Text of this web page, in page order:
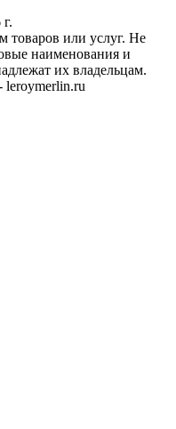
товаров или услуг. Не
наименования и
их владельцам.